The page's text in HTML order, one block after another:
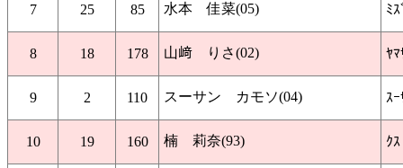
7 25 85 水本 佳菜(05) ﾐ
8 18 178 山﨑 りさ(02) ﾔﾏ
9 2 110 スーサン カモソ(04) ｽ
10 19 160 楠 莉奈(93) ｸ